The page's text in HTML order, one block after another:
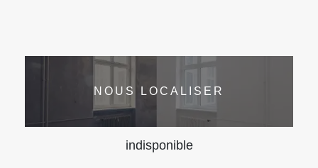
NOUS LOCALISER
indisponible